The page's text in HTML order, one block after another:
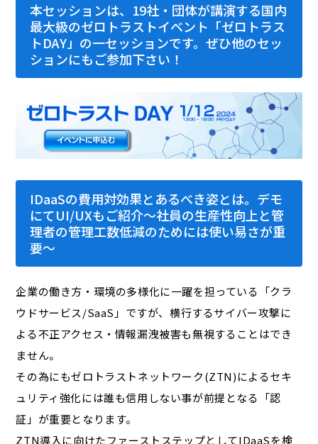
本セッションは、19社・団体が講演する国内
最大級のゼロトラストイベント「ゼロトラス
トDAY」の一セッションです。ぜひ他のセッ
ションにもご参加下さい！
IDaaSの費用対効果とあるべき姿とは。デモ
にてUI/UXもご紹介～社員の生産性向上と管
理者の管理工数低減のためには使い易さが重
要～
企業の働き方・環境の多様化に一躍を担っている「クラ
ウドサービス/SaaS」ですが、横行するサイバー攻撃に
よる不正アクセス・情報漏洩被害も無視することはでき
ません。
その為にもゼロトラストネットワーク(ZTN)によるセキ
ュリティ強化には誰も信用しない事が前提となる「認
証」が重要となります。
ZTN導入に向けたファーストステップとしてIDaaSを検